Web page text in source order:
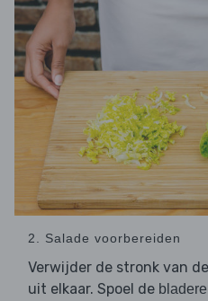
2. Salade voorbereiden
Verwijder de stronk van de
uit elkaar. Spoel de